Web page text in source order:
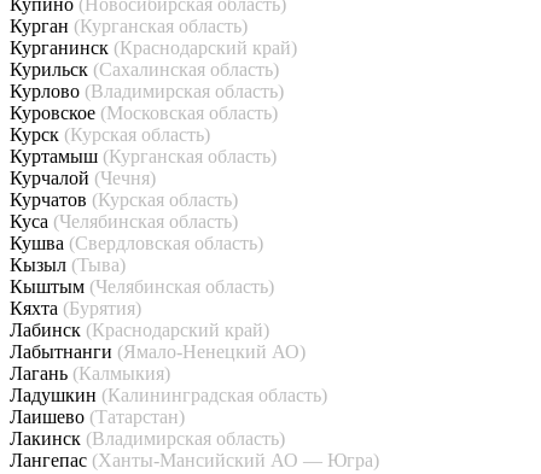
Купино (Новосибирская область)
Курган (Курганская область)
Курганинск (Краснодарский край)
Курильск (Сахалинская область)
Курлово (Владимирская область)
Куровское (Московская область)
Курск (Курская область)
Куртамыш (Курганская область)
Курчалой (Чечня)
Курчатов (Курская область)
Куса (Челябинская область)
Кушва (Свердловская область)
Кызыл (Тыва)
Кыштым (Челябинская область)
Кяхта (Бурятия)
Лабинск (Краснодарский край)
Лабытнанги (Ямало-Ненецкий АО)
Лагань (Калмыкия)
Ладушкин (Калининградская область)
Лаишево (Татарстан)
Лакинск (Владимирская область)
Лангепас (Ханты-Мансийский АО — Югра)